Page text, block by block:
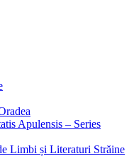
Apulensis – Series
Limbi și Literaturi Străine